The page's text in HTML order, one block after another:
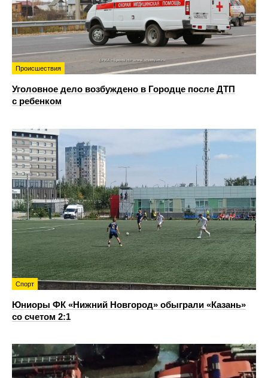
Происшествия
Уголовное дело возбуждено в Городце после ДТП
с ребенком
Спорт
Юниоры ФК «Нижний Новгород» обыграли «Казань»
со счетом 2:1